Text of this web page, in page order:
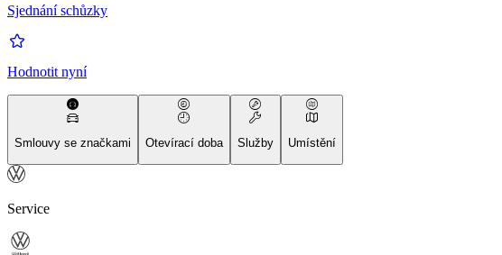
Sjednání schůzky
Hodnotit nyní
Smlouvy se značkami Otevírací doba Služby Umístění
Service